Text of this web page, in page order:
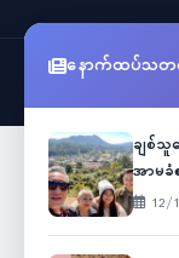
နောက်ထပ်သတင်
ချစ်
အာမခံ
12/